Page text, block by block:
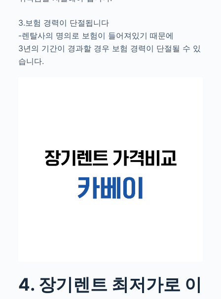
3.보험 경력이 단절됩니다
-렌탈사의 명의로 보험이 들어져있기 때문에
3년의 기간이 경과할 경우 보험 경력이 단절될 수 있
습니다.
4. 장기렌트 최저가로 이